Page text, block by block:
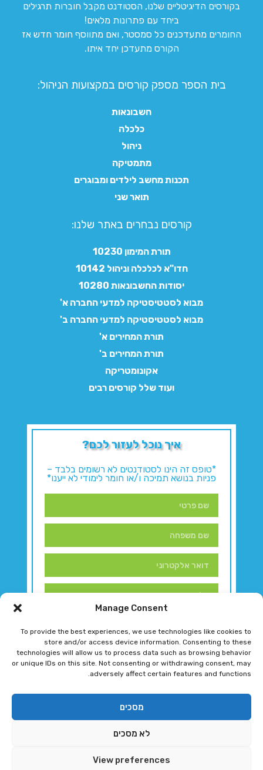
Manage Consent
To provide the best experiences, we use technologies like cookies to
store and/or access device information. Consenting to these
technologies will allow us to process data such as browsing behavior
or unique IDs on this site. Not consenting or withdrawing consent, may
adversely affect certain features and functions.
מסכים
לא מסכים
View preferences
בקורסים הדיגיטליים שלנו, הסטודנט מקבל חוברות תרגילים
ביחד עם פתרונות מלאים!
החומרים מתעדכנים כל סמסטר, ואם מתווסף חומר חדש אז
הקורס מתעדכן יחד איתו.
בית הספר מספק קורסים במקצועות הניהול:
חשבונאות
כלכלה
ניהול
מתמטיקה
תכנות מחשב לילדים ומבוגרים
תואר שני
קורסים נבחרים באתר שלנו:​
תורת המימון 10230
חדו"א לכלכלה וניהול 10142
יסודות החשבונאות 10280
מבוא לסטטיסטיקה למדעי החברה א'
מבוא לסטטיסטיקה למדעי החברה ב'
תורת המחירים א'
תורת המחירים ב'
אקונומטריקה
ועוד שלל קורסים רבים
איך נוכל לעזור לכם?
*טופס זה הינו לסטודנטים לא רשומים בלבד –
פניות בנושא תמיכה ו/או חומר לימודי לא ייענו*